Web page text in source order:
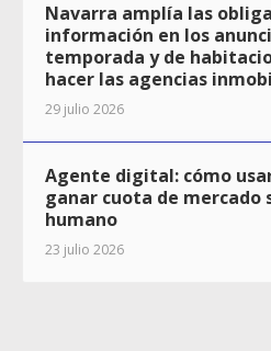
Navarra amplía las
información en los
temporada y de
hacer las agencias
29 julio 2026
Agente digital: cómo
ganar cuota de
humano
23 julio 2026